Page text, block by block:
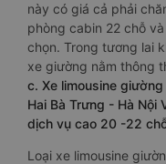
này có giá cả phải
phòng cabin 22 chỗ
chọn. Trong tương lai
xe giường nằm thông
c. Xe limousine
Hai Bà Trưng - Hà Nội
dịch vụ cao 20 -22
Loại xe limousine